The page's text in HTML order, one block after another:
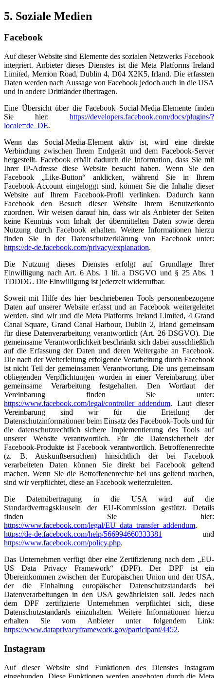
5. Soziale Medien
Facebook
Auf dieser Website sind Elemente des sozialen Netzwerks Facebook
integriert. Anbieter dieses Dienstes ist die Meta Platforms Ireland
Limited, Merrion Road, Dublin 4, D04 X2K5, Irland. Die erfassten
Daten werden nach Aussage von Facebook jedoch auch in die USA
und in andere Drittländer übertragen.
Eine Übersicht über die Facebook Social-Media-Elemente finden
Sie hier: https://developers.facebook.com/docs/plugins/?
locale=de_DE.
Wenn das Social-Media-Element aktiv ist, wird eine direkte
Verbindung zwischen Ihrem Endgerät und dem Facebook-Server
hergestellt. Facebook erhält dadurch die Information, dass Sie mit
Ihrer IP-Adresse diese Website besucht haben. Wenn Sie den
Facebook „Like-Button“ anklicken, während Sie in Ihrem
Facebook-Account eingeloggt sind, können Sie die Inhalte dieser
Website auf Ihrem Facebook-Profil verlinken. Dadurch kann
Facebook den Besuch dieser Website Ihrem Benutzerkonto
zuordnen. Wir weisen darauf hin, dass wir als Anbieter der Seiten
keine Kenntnis vom Inhalt der übermittelten Daten sowie deren
Nutzung durch Facebook erhalten. Weitere Informationen hierzu
finden Sie in der Datenschutzerklärung von Facebook unter:
https://de-de.facebook.com/privacy/explanation.
Die Nutzung dieses Dienstes erfolgt auf Grundlage Ihrer
Einwilligung nach Art. 6 Abs. 1 lit. a DSGVO und § 25 Abs. 1
TDDDG. Die Einwilligung ist jederzeit widerrufbar.
Soweit mit Hilfe des hier beschriebenen Tools personenbezogene
Daten auf unserer Website erfasst und an Facebook weitergeleitet
werden, sind wir und die Meta Platforms Ireland Limited, 4 Grand
Canal Square, Grand Canal Harbour, Dublin 2, Irland gemeinsam
für diese Datenverarbeitung verantwortlich (Art. 26 DSGVO). Die
gemeinsame Verantwortlichkeit beschränkt sich dabei ausschließlich
auf die Erfassung der Daten und deren Weitergabe an Facebook.
Die nach der Weiterleitung erfolgende Verarbeitung durch Facebook
ist nicht Teil der gemeinsamen Verantwortung. Die uns gemeinsam
obliegenden Verpflichtungen wurden in einer Vereinbarung über
gemeinsame Verarbeitung festgehalten. Den Wortlaut der
Vereinbarung finden Sie unter:
https://www.facebook.com/legal/controller_addendum. Laut dieser
Vereinbarung sind wir für die Erteilung der
Datenschutzinformationen beim Einsatz des Facebook-Tools und für
die datenschutzrechtlich sichere Implementierung des Tools auf
unserer Website verantwortlich. Für die Datensicherheit der
Facebook-Produkte ist Facebook verantwortlich. Betroffenenrechte
(z. B. Auskunftsersuchen) hinsichtlich der bei Facebook
verarbeiteten Daten können Sie direkt bei Facebook geltend
machen. Wenn Sie die Betroffenenrechte bei uns geltend machen,
sind wir verpflichtet, diese an Facebook weiterzuleiten.
Die Datenübertragung in die USA wird auf die
Standardvertragsklauseln der EU-Kommission gestützt. Details
finden Sie hier:
https://www.facebook.com/legal/EU_data_transfer_addendum,
https://de-de.facebook.com/help/566994660333381
und
https://www.facebook.com/policy.php.
Das Unternehmen verfügt über eine Zertifizierung nach dem „EU-
US Data Privacy Framework“ (DPF). Der DPF ist ein
Übereinkommen zwischen der Europäischen Union und den USA,
der die Einhaltung europäischer Datenschutzstandards bei
Datenverarbeitungen in den USA gewährleisten soll. Jedes nach
dem DPF zertifizierte Unternehmen verpflichtet sich, diese
Datenschutzstandards einzuhalten. Weitere Informationen hierzu
erhalten Sie vom Anbieter unter folgendem Link:
https://www.dataprivacyframework.gov/participant/4452.
Instagram
Auf dieser Website sind Funktionen des Dienstes Instagram
eingebunden. Diese Funktionen werden angeboten durch die Meta